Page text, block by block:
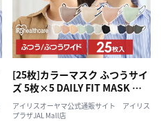
[25枚]カラーマスク ふつうサイ
ズ 5枚×5 DAILY FIT MASK ナ
イトブルー
アイリスオーヤマ公式通販サイト アイリス
プラザJAL Mall店